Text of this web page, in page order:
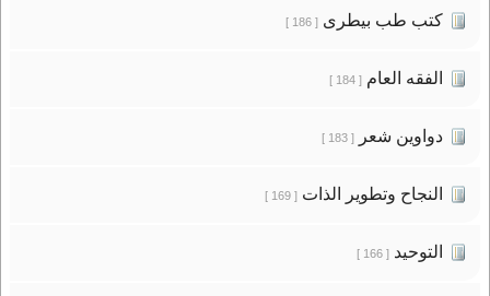
كتب طب بيطرى[ 186 ]
الفقه العام[ 184 ]
دواوين شعر[ 183 ]
النجاح وتطوير الذات[ 169 ]
التوحيد[ 166 ]